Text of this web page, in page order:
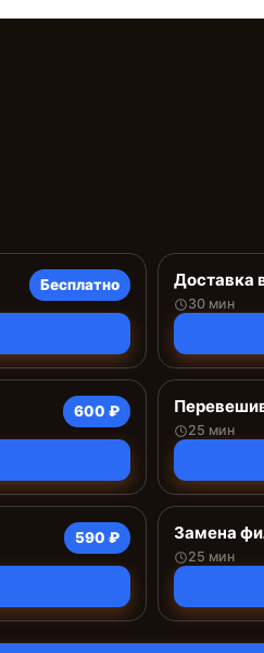
Бесплатно Доставка
30 мин
600 ₽
25 мин
590 ₽ Замена
25 мин